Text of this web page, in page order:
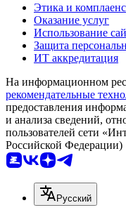
Этика и комплаенс
Оказание услуг
Использование
Защита
ИТ аккредитация
На информационном
рекомендательные
предоставления
и анализа сведений,
пользователей сети
Российской Федерации)
Русский